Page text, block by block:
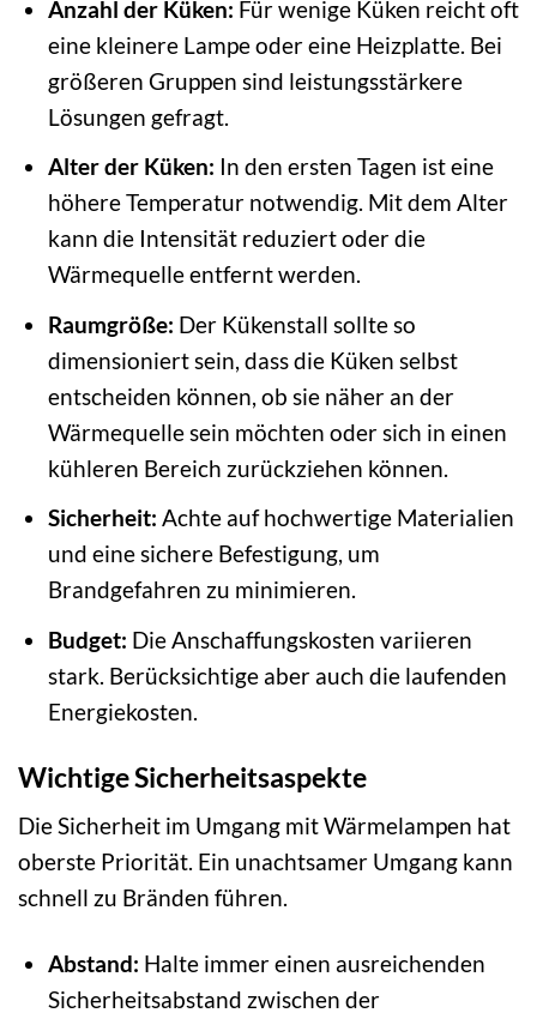
Anzahl der Küken: Für wenige Küken reicht oft
eine kleinere Lampe oder eine Heizplatte. Bei
größeren Gruppen sind leistungsstärkere
Lösungen gefragt.
Alter der Küken: In den ersten Tagen ist eine
höhere Temperatur notwendig. Mit dem Alter
kann die Intensität reduziert oder die
Wärmequelle entfernt werden.
Raumgröße: Der Kükenstall sollte so
dimensioniert sein, dass die Küken selbst
entscheiden können, ob sie näher an der
Wärmequelle sein möchten oder sich in einen
kühleren Bereich zurückziehen können.
Sicherheit: Achte auf hochwertige Materialien
und eine sichere Befestigung, um
Brandgefahren zu minimieren.
Budget: Die Anschaffungskosten variieren
stark. Berücksichtige aber auch die laufenden
Energiekosten.
Wichtige Sicherheitsaspekte
Die Sicherheit im Umgang mit Wärmelampen hat
oberste Priorität. Ein unachtsamer Umgang kann
schnell zu Bränden führen.
Abstand: Halte immer einen ausreichenden
Sicherheitsabstand zwischen der